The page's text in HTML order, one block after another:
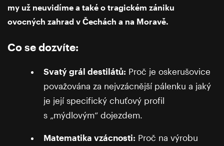
my už neuvidíme a také o tragickém zániku
ovocných zahrad v Čechách a na Moravě.
Co se dozvíte:
Svatý grál destilátů: Proč je oskerušovice
považována za nejvzácnější pálenku a jaký
je její specifický chuťový profil
s „mýdlovým“ dojezdem.
Matematika vzácnosti: Proč na výrobu